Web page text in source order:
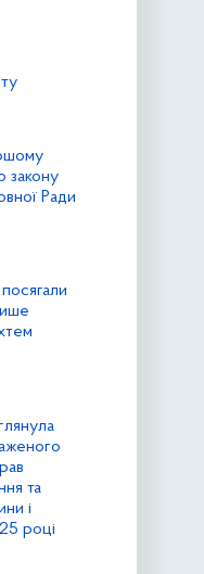
закону
Ради
та
і
році